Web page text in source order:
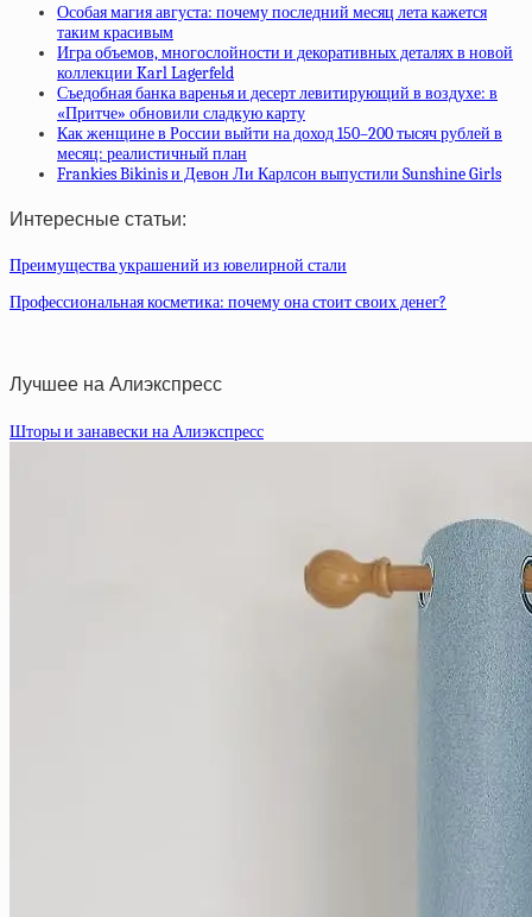
Особая магия августа: почему последний месяц лета кажется
таким красивым
Игра объемов, многослойности и декоративных деталях в новой
коллекции Karl Lagerfeld
Съедобная банка варенья и десерт левитирующий в воздухе: в
«Притче» обновили сладкую карту
Как женщине в России выйти на доход 150–200 тысяч рублей в
месяц: реалистичный план
Frankies Bikinis и Девон Ли Карлсон выпустили Sunshine Girls
Интересные статьи:
Преимущества украшений из ювелирной стали
Профессиональная косметика: почему она стоит своих денег?
Лучшее на Алиэкспресс
Шторы и занавески на Алиэкспресс